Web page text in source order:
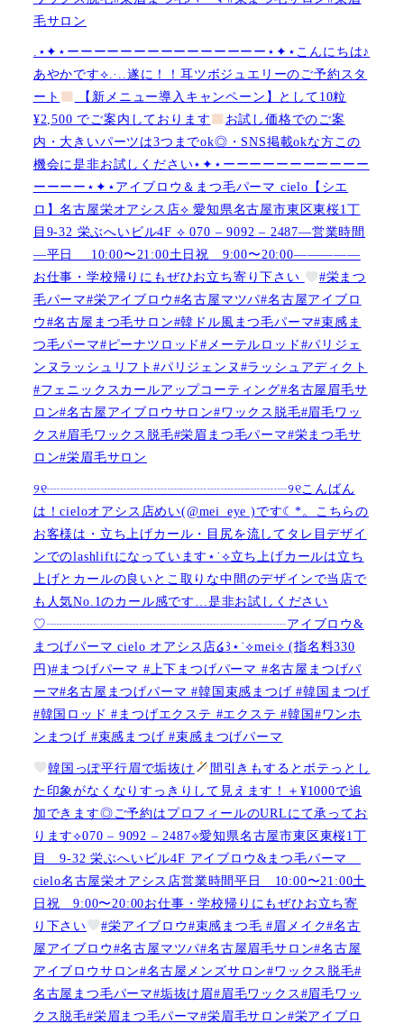
毛サロン
.⋆✦⋆ーーーーーーーーーーーーーーー⋆✦⋆こんにちは♪
あやかです︎⟡.·..遂に！！耳ツボジュエリーのご予約スタ
ート
【新メニュー導入キャンペーン】として10粒
¥2,500 でご案内しております
お試し価格でのご案
内・大きいパーツは3つまでok◎・SNS掲載okな方この
機会に是非お試しください⋆✦⋆ーーーーーーーーーーー
ーーーー⋆✦⋆アイブロウ＆まつ毛パーマ cielo【シエ
ロ】名古屋栄オアシス店︎︎⟡ 愛知県名古屋市東区東桜1丁
目9-32 栄ぶへいビル4F ︎︎⟡ 070 – 9092 – 2487—営業時間
—平日 10:00〜21:00土日祝 9:00〜20:00—————
お仕事・学校帰りにもぜひお立ち寄り下さい
#栄まつ
毛パーマ#栄アイブロウ#名古屋マツパ#名古屋アイブロ
ウ#名古屋まつ毛サロン#韓ドル風まつ毛パーマ#束感ま
つ毛パーマ#ピーナツロッド#メーテルロッド#パリジェ
ンヌラッシュリフト#パリジェンヌ#ラッシュアディクト
#フェニックスカールアップコーティング#名古屋眉毛サ
ロン#名古屋アイブロウサロン#ワックス脱毛#眉毛ワッ
クス#眉毛ワックス脱毛#栄眉まつ毛パーマ#栄まつ毛サ
ロン#栄眉毛サロン
୨୧┈┈┈┈┈┈┈┈┈┈┈┈┈┈┈┈┈┈୨୧こんばん
は！cieloオアシス店めい(@mei_eye )です︎︎☾*。こちらの
お客様は・立ち上げカール・目尻を流してタレ目デザイ
ンでのlashliftになっています⋆˙⟡立ち上げカールは立ち
上げとカールの良いとこ取りな中間のデザインで当店で
も人気No.1のカール感です…是非お試しください️
♡┈┈┈┈┈┈┈┈┈┈┈┈┈┈┈┈┈┈アイブロウ&
まつげパーマ cielo オアシス店໒꒱⋆˙⟡︎mei⟡ (指名料330
円)#まつげパーマ #上下まつげパーマ #名古屋まつげパ
ーマ#名古屋まつげパーマ #韓国束感まつげ #韓国まつげ
#韓国ロッド #まつげエクステ #エクステ #韓国#ワンホ
ンまつげ #束感まつげ #束感まつげパーマ
韓国っぽ平行眉で垢抜け
間引きもするとボテっとし
た印象がなくなりすっきりして見えます！＋¥1000で追
加できます◎ご予約はプロフィールのURLにて承ってお
ります⟡070 – 9092 – 2487⟡愛知県名古屋市東区東桜1丁
目 9-32 栄ぶへいビル4F アイブロウ&まつ毛パーマ
cielo名古屋栄オアシス店営業時間平日 10:00〜21:00土
日祝 9:00〜20:00お仕事・学校帰りにもぜひお立ち寄
り下さい
#栄アイブロウ#束感まつ毛 #眉メイク#名古
屋アイブロウ#名古屋マツパ#名古屋眉毛サロン#名古屋
アイブロウサロン#名古屋メンズサロン#ワックス脱毛#
名古屋まつ毛パーマ#垢抜け眉#眉毛ワックス#眉毛ワッ
クス脱毛#栄眉まつ毛パーマ#栄眉毛サロン#栄アイブロ